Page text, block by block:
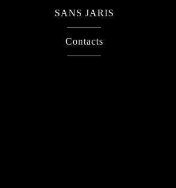
SANS JARIS
Contacts